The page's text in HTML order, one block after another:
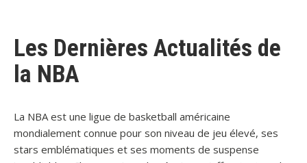
Les Dernières Actualités de
la NBA
La NBA est une ligue de basketball américaine
mondialement connue pour son niveau de jeu élevé, ses
stars emblématiques et ses moments de suspense